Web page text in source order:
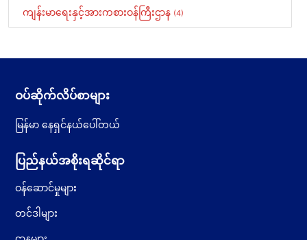
ကျန်းမာရေးနှင့်အားကစားဝန်ကြီးဌာန (4)
ဝပ်ဆိုက်လိပ်စာများ
မြန်မာ နေရှင်နယ်ပေါ်တယ်
ပြည်နယ်အစိုးရဆိုင်ရာ
ဝန်ဆောင်မှုများ
တင်ဒါများ